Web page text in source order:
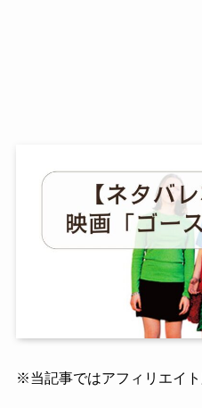
※当記事ではアフィリエイト